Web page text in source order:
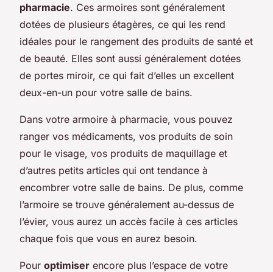
pharmacie. Ces armoires sont généralement
dotées de plusieurs étagères, ce qui les rend
idéales pour le rangement des produits de santé et
de beauté. Elles sont aussi généralement dotées
de portes miroir, ce qui fait d’elles un excellent
deux-en-un pour votre salle de bains.
Dans votre armoire à pharmacie, vous pouvez
ranger vos médicaments, vos produits de soin
pour le visage, vos produits de maquillage et
d’autres petits articles qui ont tendance à
encombrer votre salle de bains. De plus, comme
l’armoire se trouve généralement au-dessus de
l’évier, vous aurez un accès facile à ces articles
chaque fois que vous en aurez besoin.
Pour optimiser encore plus l’espace de votre